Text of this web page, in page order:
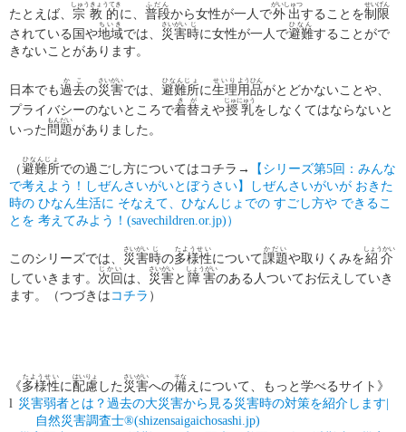
たとえば、 宗教的
しゅうきょうてき
に、 普段
ふだん
から女性が一人で外出
がいしゅつ
することを制限
せいげん
されている国や地域
ちいき
では、 災害
さいがい
時
じ
に女性が一人で避難
ひなん
することがで
きないことがあります。
日本でも過去
かこ
の災害
さいがい
では、 避難所
ひなんじょ
に生理
せいり
用品
ようひん
がとどかないことや、
プライバシーのないところで着替
きが
えや授乳
じゅにゅう
をしなくてはならないと
いった 問題
もんだい
がありました。
（避難所
ひなんじょ
での過ごし方についてはコチラ→ 【シリーズ第5回：みんな
で考えよう！しぜんさいがいとぼうさい】しぜんさいがいが おきた
時の ひなん生活に そなえて、ひなんじょでの すごし方や できるこ
とを 考えてみよう！(savechildren.or.jp) ）
このシリーズでは、 災害
さいがい
時
じ
の多様性
たようせい
について課題
かだい
や取りくみを紹介
しょうかい
していきます。 次回
じかい
は、 災害
さいがい
と 障害
しょうがい
のある人ついてお伝えしていき
ます。（つづきは コチラ ）
《多様性
たようせい
に配慮
はいりょ
した 災害
さいがい
への備
そな
えについて、もっと学べるサイト》
l 災害弱者とは？過去の大災害から見る災害時の対策を紹介します|
自然災害調査士®(shizensaigaichosashi.jp)